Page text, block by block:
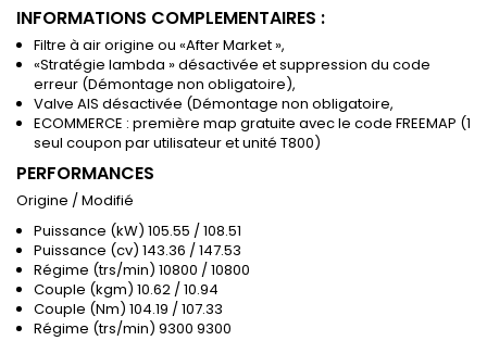
INFORMATIONS COMPLEMENTAIRES :
Filtre à air origine ou «After Market »,
«Stratégie lambda » désactivée et suppression du code
erreur (Démontage non obligatoire),
Valve AIS désactivée (Démontage non obligatoire,
ECOMMERCE : première map gratuite avec le code FREEMAP (1
seul coupon par utilisateur et unité T800)
PERFORMANCES
Origine / Modifié
Puissance (kW) 105.55 / 108.51
Puissance (cv) 143.36 / 147.53
Régime (trs/min) 10800 / 10800
Couple (kgm) 10.62 / 10.94
Couple (Nm) 104.19 / 107.33
Régime (trs/min) 9300 9300